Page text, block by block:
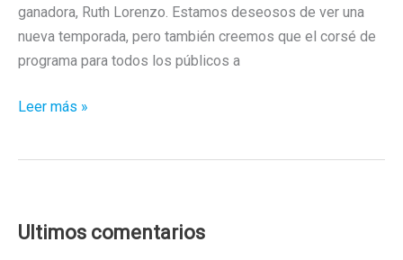
ganadora, Ruth Lorenzo. Estamos deseosos de ver una
nueva temporada, pero también creemos que el corsé de
programa para todos los públicos a
Esas
veremos
Leer más »
Ultimos comentarios